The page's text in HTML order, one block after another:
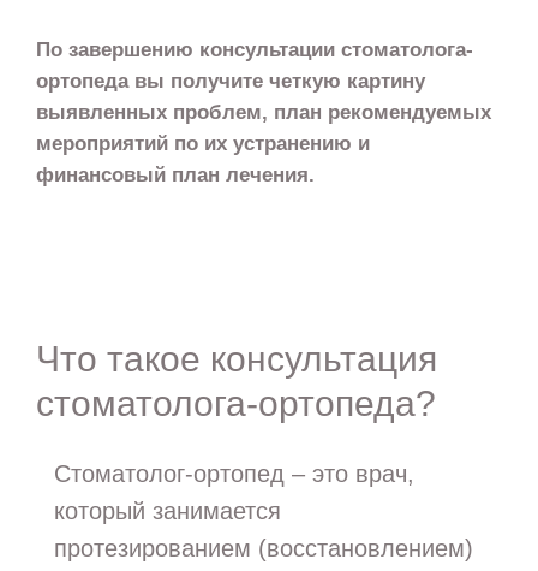
По завершению консультации стоматолога-
ортопеда вы получите четкую картину
выявленных проблем, план рекомендуемых
мероприятий по их устранению и
финансовый план лечения.
Что такое консультация
стоматолога-ортопеда?
Стоматолог-ортопед – это врач,
который занимается
протезированием (восстановлением)